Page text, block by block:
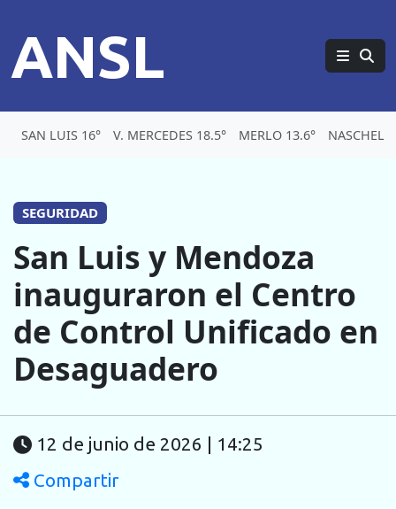
ANSL
SAN LUIS 16° V. MERCEDES 18.5° MERLO 13.6° NASCHEL
SEGURIDAD
San Luis y Mendoza
inauguraron el Centro
de Control Unificado en
Desaguadero
12 de junio de 2026 | 14:25
Compartir